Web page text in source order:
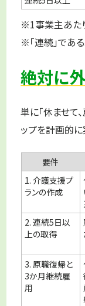
※1事業主あた
※「連続」であ
絶対に
単に「休ませて
ップを計画的に
要件
1. 介護支援プ
ランの作成
2. 連続5日以
上の取得
3. 原職復帰と
3か月継続雇
用